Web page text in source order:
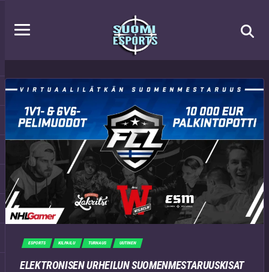
ESPORTS KILPAILU TURNAUS UUTINEN
ELEKTRONISEN URHEILUN SUOMENMESTARUUSKISAT